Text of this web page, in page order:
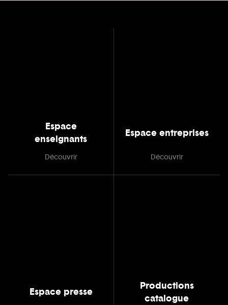
Espace
enseignants
Découvrir
Espace entreprises
Découvrir
Espace presse
Productions
catalogue